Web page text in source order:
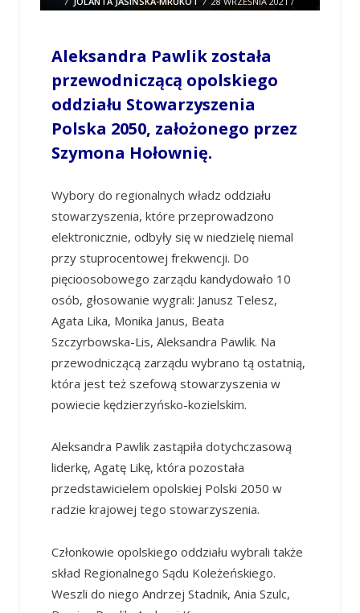
22:10
0 COMMENTS
Aleksandra Pawlik została
przewodniczącą opolskiego
oddziału Stowarzyszenia
Polska 2050, założonego przez
Szymona Hołownię.
Wybory do regionalnych władz oddziału
stowarzyszenia, które przeprowadzono
elektronicznie, odbyły się w niedzielę niemal
przy stuprocentowej frekwencji. Do
pięcioosobowego zarządu kandydowało 10
osób, głosowanie wygrali: Janusz Telesz,
Agata Lika, Monika Janus, Beata
Szczyrbowska-Lis, Aleksandra Pawlik. Na
przewodniczącą zarządu wybrano tą ostatnią,
która jest też szefową stowarzyszenia w
powiecie kędzierzyńsko-kozielskim.
Aleksandra Pawlik zastąpiła dotychczasową
liderkę, Agatę Likę, która pozostała
przedstawicielem opolskiej Polski 2050 w
radzie krajowej tego stowarzyszenia.
Członkowie opolskiego oddziału wybrali także
skład Regionalnego Sądu Koleżeńskiego.
Weszli do niego Andrzej Stadnik, Ania Szulc,